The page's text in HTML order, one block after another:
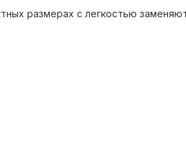
размерах с легкостью